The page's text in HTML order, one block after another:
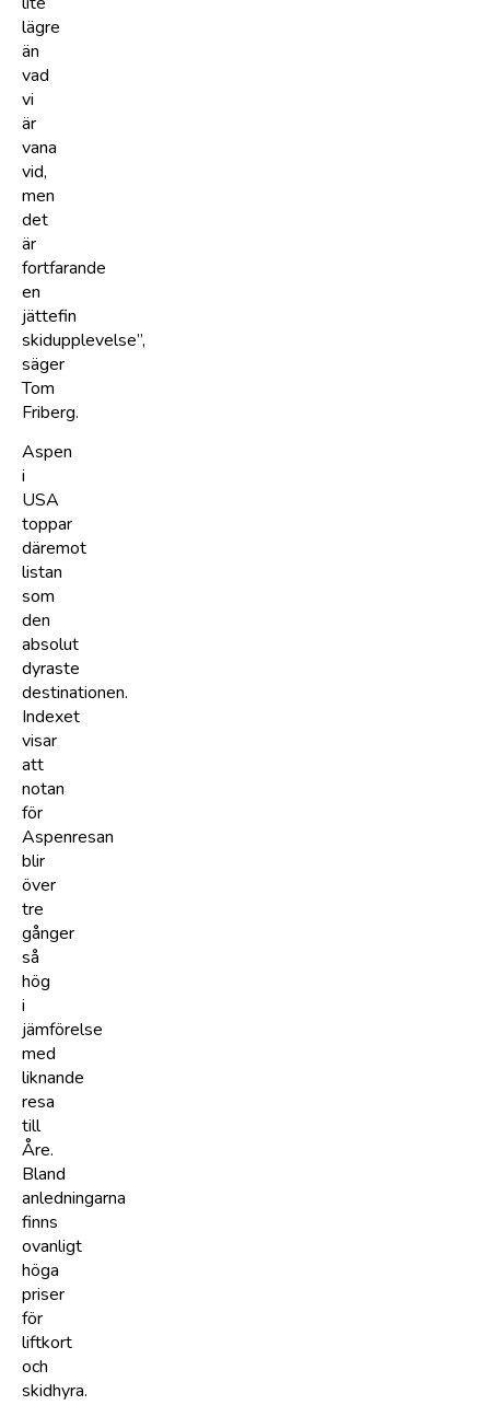
lägre
än
vad
vi
är
vana
vid,
men
det
är
fortfarande
en
jättefin
skidupplevelse”,
säger
Tom
Friberg.
Aspen
i
USA
toppar
däremot
listan
som
den
absolut
dyraste
destinationen.
Indexet
visar
att
notan
för
Aspenresan
blir
över
tre
gånger
så
hög
i
jämförelse
med
liknande
resa
till
Åre.
Bland
anledningarna
finns
ovanligt
höga
priser
för
liftkort
och
skidhyra.